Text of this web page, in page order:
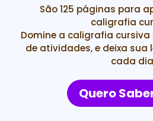
Inglês divertido com
Mais de 300 páginas com
dividida em módulos
tornar um verdadeiro
Quero